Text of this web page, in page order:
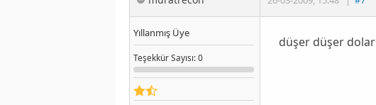
Yıllanmış Üye
TeşekkürSayısı: 0
düşer düşer dolar